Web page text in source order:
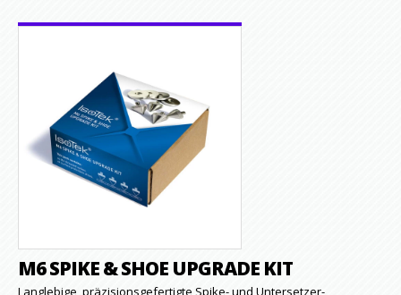
M6 SPIKE & SHOE UPGRADE KIT
Langlebige, präzisionsgefertigte Spike- und Untersetzer-